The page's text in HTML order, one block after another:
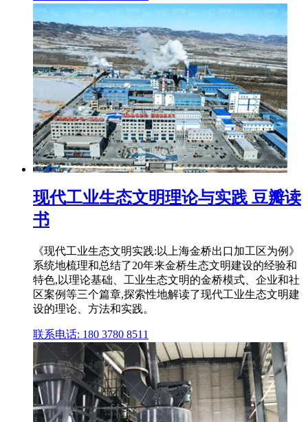
现代工业生态文明理论与实践 豆瓣读
书
《现代工业生态文明实践:以上海金桥出口加工区为例》
系统地梳理和总结了20年来金桥生态文明建设的经验和
特色,以理论基础、工业生态文明的金桥模式、企业和社
区案例等三个篇章,探索性地解读了现代工业生态文明建
设的理论、方法和实践。
联系电话: 180 3780 8511